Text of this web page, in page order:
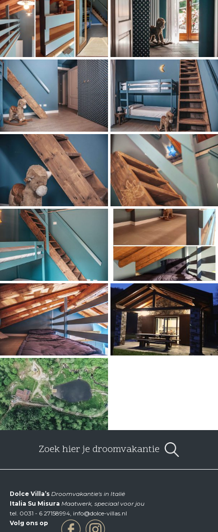
Zoek hier je droomvakantie
Dolce Villa’s Droomvakantie's in Italië
Italia Su Misura Maatwerk, speciaal voor jou
tel. 0031 - 6 27158994, info@dolce-villas.nl
Volg ons op